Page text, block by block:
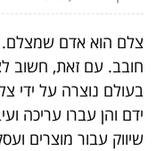
צלם הוא אדם שמצלם.
חובב. עם זאת, חשוב
בעולם נוצרה על ידי
ידם והן עברו עריכה
שיווק עבור מוצרים